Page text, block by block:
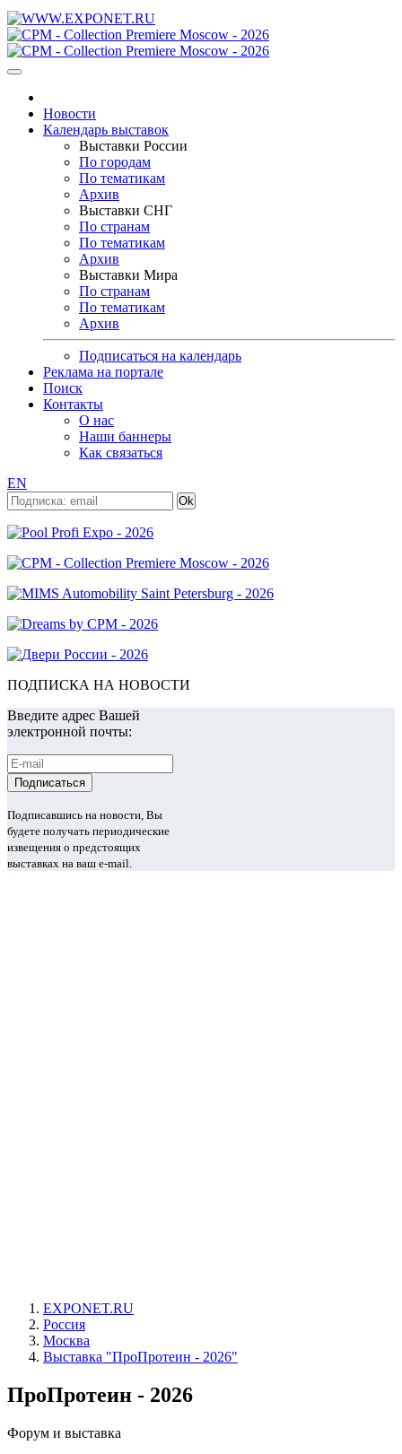
Новости
Календарь выставок
Выставки России
По городам
По тематикам
Архив
Выставки СНГ
По странам
По тематикам
Архив
Выставки Мира
По странам
По тематикам
Архив
Подписаться на календарь
Реклама на портале
Поиск
Контакты
О нас
Наши баннеры
Как связаться
EN
ПОДПИСКА НА НОВОСТИ
Введите адрес Вашей
электронной почты:
Подписавшись на новости, Вы
будете получать периодические
извещения о предстоящих
выставках на ваш e-mail.
EXPONET.RU
Россия
Москва
Выставка "ПроПротеин - 2026"
ПроПротеин - 2026
Форум и выставка